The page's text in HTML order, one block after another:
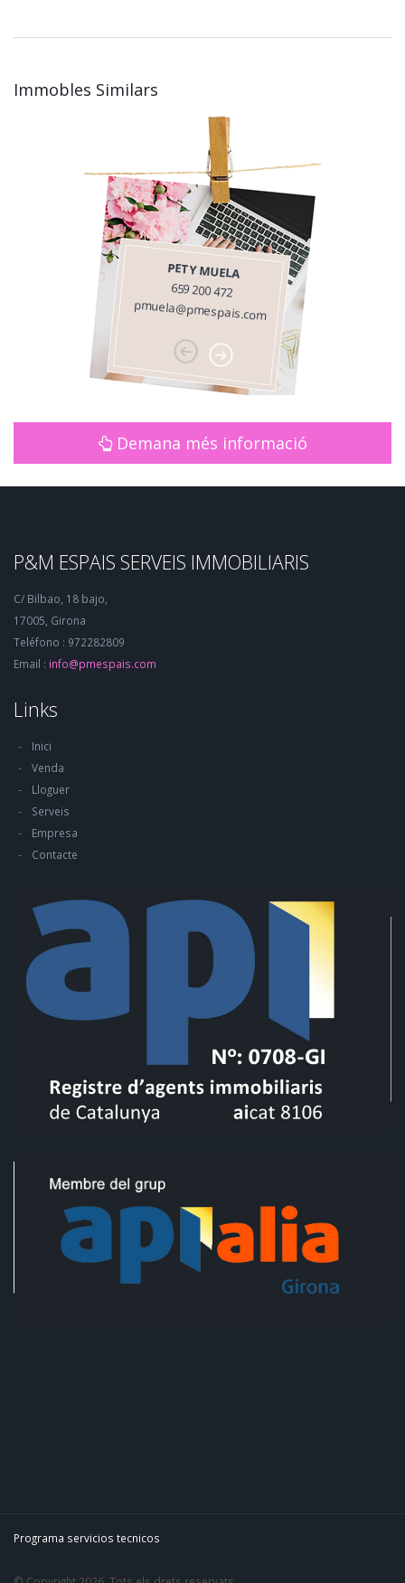
Immobles Similars
PETY MUELA
659 200 472
pmuela@pmespais.com
Demana més informació
P&M ESPAIS SERVEIS IMMOBILIARIS
C/ Bilbao, 18 bajo,
17005, Girona
Teléfono : 972282809
Email : info@pmespais.com
Links
Inici
Venda
Lloguer
Serveis
Empresa
Contacte
Programa servicios tecnicos